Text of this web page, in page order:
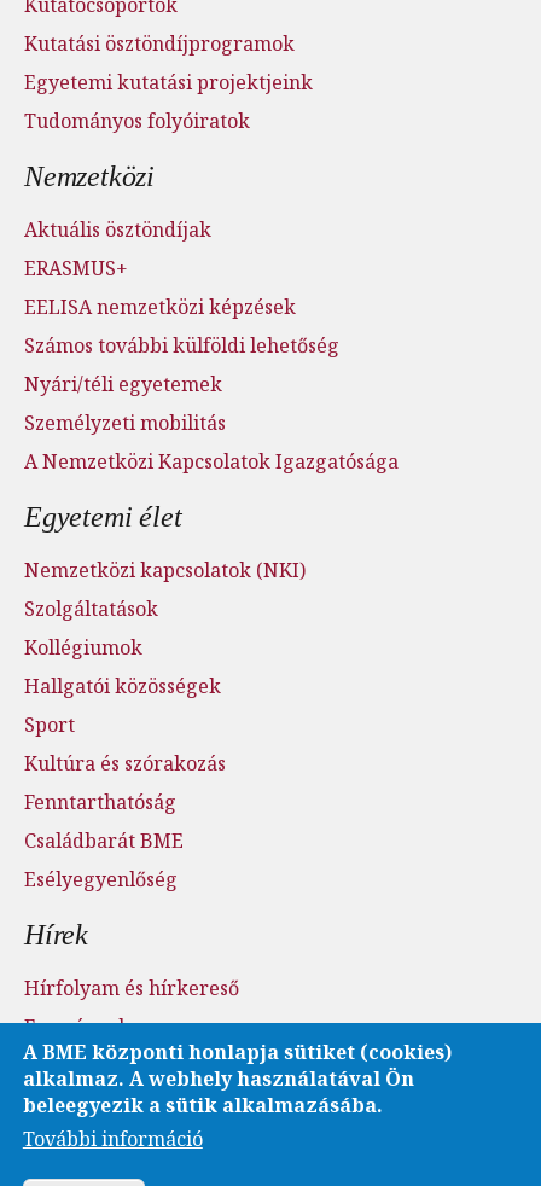
Kutatási ösztöndíjprogramok
Egyetemi kutatási projektjeink
Tudományos folyóiratok
Nemzetközi
Aktuális ösztöndíjak
ERASMUS+
EELISA nemzetközi képzések
Számos további külföldi lehetőség
Nyári/téli egyetemek
Személyzeti mobilitás
A Nemzetközi Kapcsolatok Igazgatósága
Egyetemi élet
Nemzetközi kapcsolatok (NKI)
Szolgáltatások
Kollégiumok
Hallgatói közösségek
Sport
Kultúra és szórakozás
Fenntarthatóság
Családbarát BME
Esélyegyenlőség
Hírek
Hírfolyam és hírkereső
Események
Sajtószoba - sajtófigyelés
Karrier és pályázatok
Fotó- és videótár
A BME központi honlapja sütiket (cookies)
alkalmaz. A webhely használatával Ön
beleegyezik a sütik alkalmazásába.
További információ